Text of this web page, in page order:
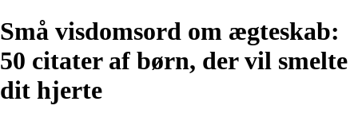
Små visdomsord om ægteskab:
50 citater af børn, der vil smelte
dit hjerte